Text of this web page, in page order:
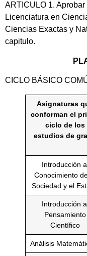
ARTICULO 1.
Licenciatura en
Ciencias Exactas y
capitulo.
CICLO BÁSICO
Asignaturas
conforman el
ciclo de los
estudios de
Introducción
Conocimiento
Sociedad y el
Introducción
Pensamiento
Científico
Análisis